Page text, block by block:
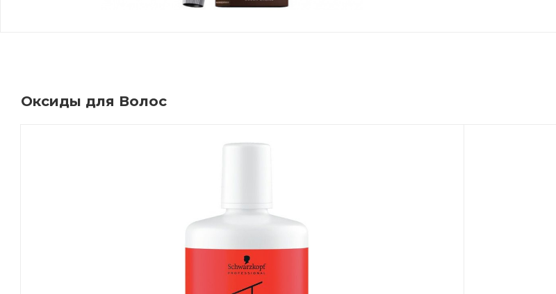
Оксиды для Волос